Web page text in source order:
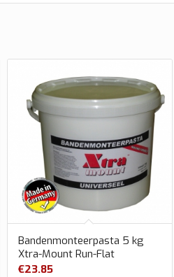
Bandenmonteerpasta 5 kg
Xtra-Mount Run-Flat
€23.85